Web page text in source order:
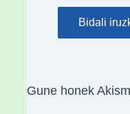
Gune honek